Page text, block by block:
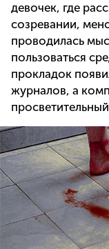
девочек, где
созревании,
проводилась
пользоваться
прокладок
журналов, а